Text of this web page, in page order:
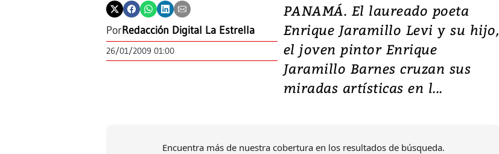
PorRedacción Digital La Estrella
26/01/2009 01:00
PANAMÁ. El laureado poeta
Enrique Jaramillo Levi y su hijo,
el joven pintor Enrique
Jaramillo Barnes cruzan sus
miradas artísticas en l...
Encuentra más de nuestra cobertura en los resultados de búsqueda.
Video: Lula lanza su
candidatura con
promesas de inversión
en defensa, educación y
tierras raras